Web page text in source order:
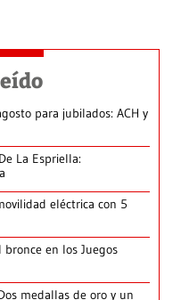
para jubilados: ACH y
La Espriella:
eléctrica con 5
bronce en los Juegos
medallas de oro y un